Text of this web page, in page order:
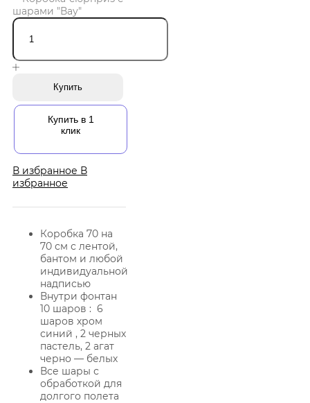
шарами "Вау"
Купить
Купить в 1
клик
В избранное В
избранное
Коробка 70 на
70 см с лентой,
бантом и любой
индивидуальной
надписью
Внутри фонтан
10 шаров : 6
шаров хром
синий , 2 черных
пастель, 2 агат
черно — белых
Все шары с
обработкой для
долгого полета